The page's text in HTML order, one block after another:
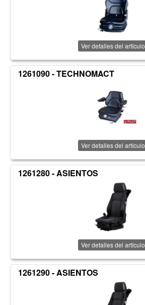
Ver detalles del artículo
1261090 - TECHNOMACT
Ver detalles del artículo
1261280 - ASIENTOS
Ver detalles del artículo
1261290 - ASIENTOS